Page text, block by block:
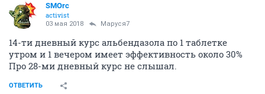
SMOrc
activist
03 мая 2018 Маруся7
14-ти дневный курс альбендазола по 1 таблетке
утром и 1 вечером имеет эффективность около 30%
Про 28-ми дневный курс не слышал.
ОТВЕТИТЬ